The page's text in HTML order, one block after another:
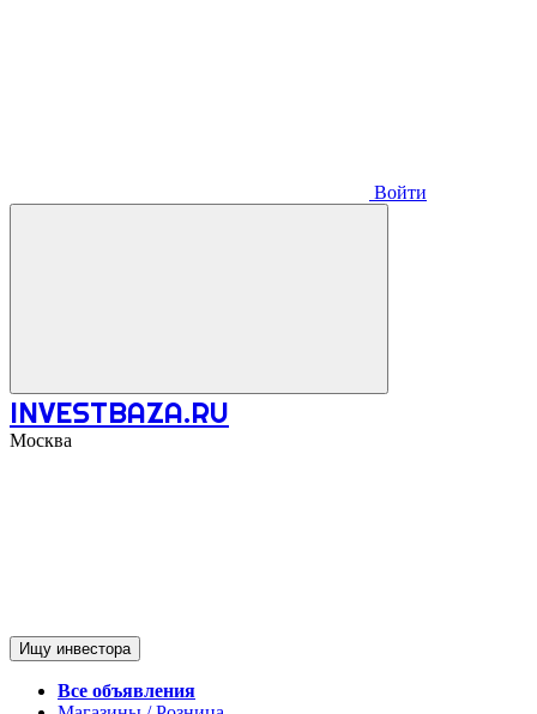
Войти
INVESTBAZA.RU
Москва
Ищу инвестора
Все объявления